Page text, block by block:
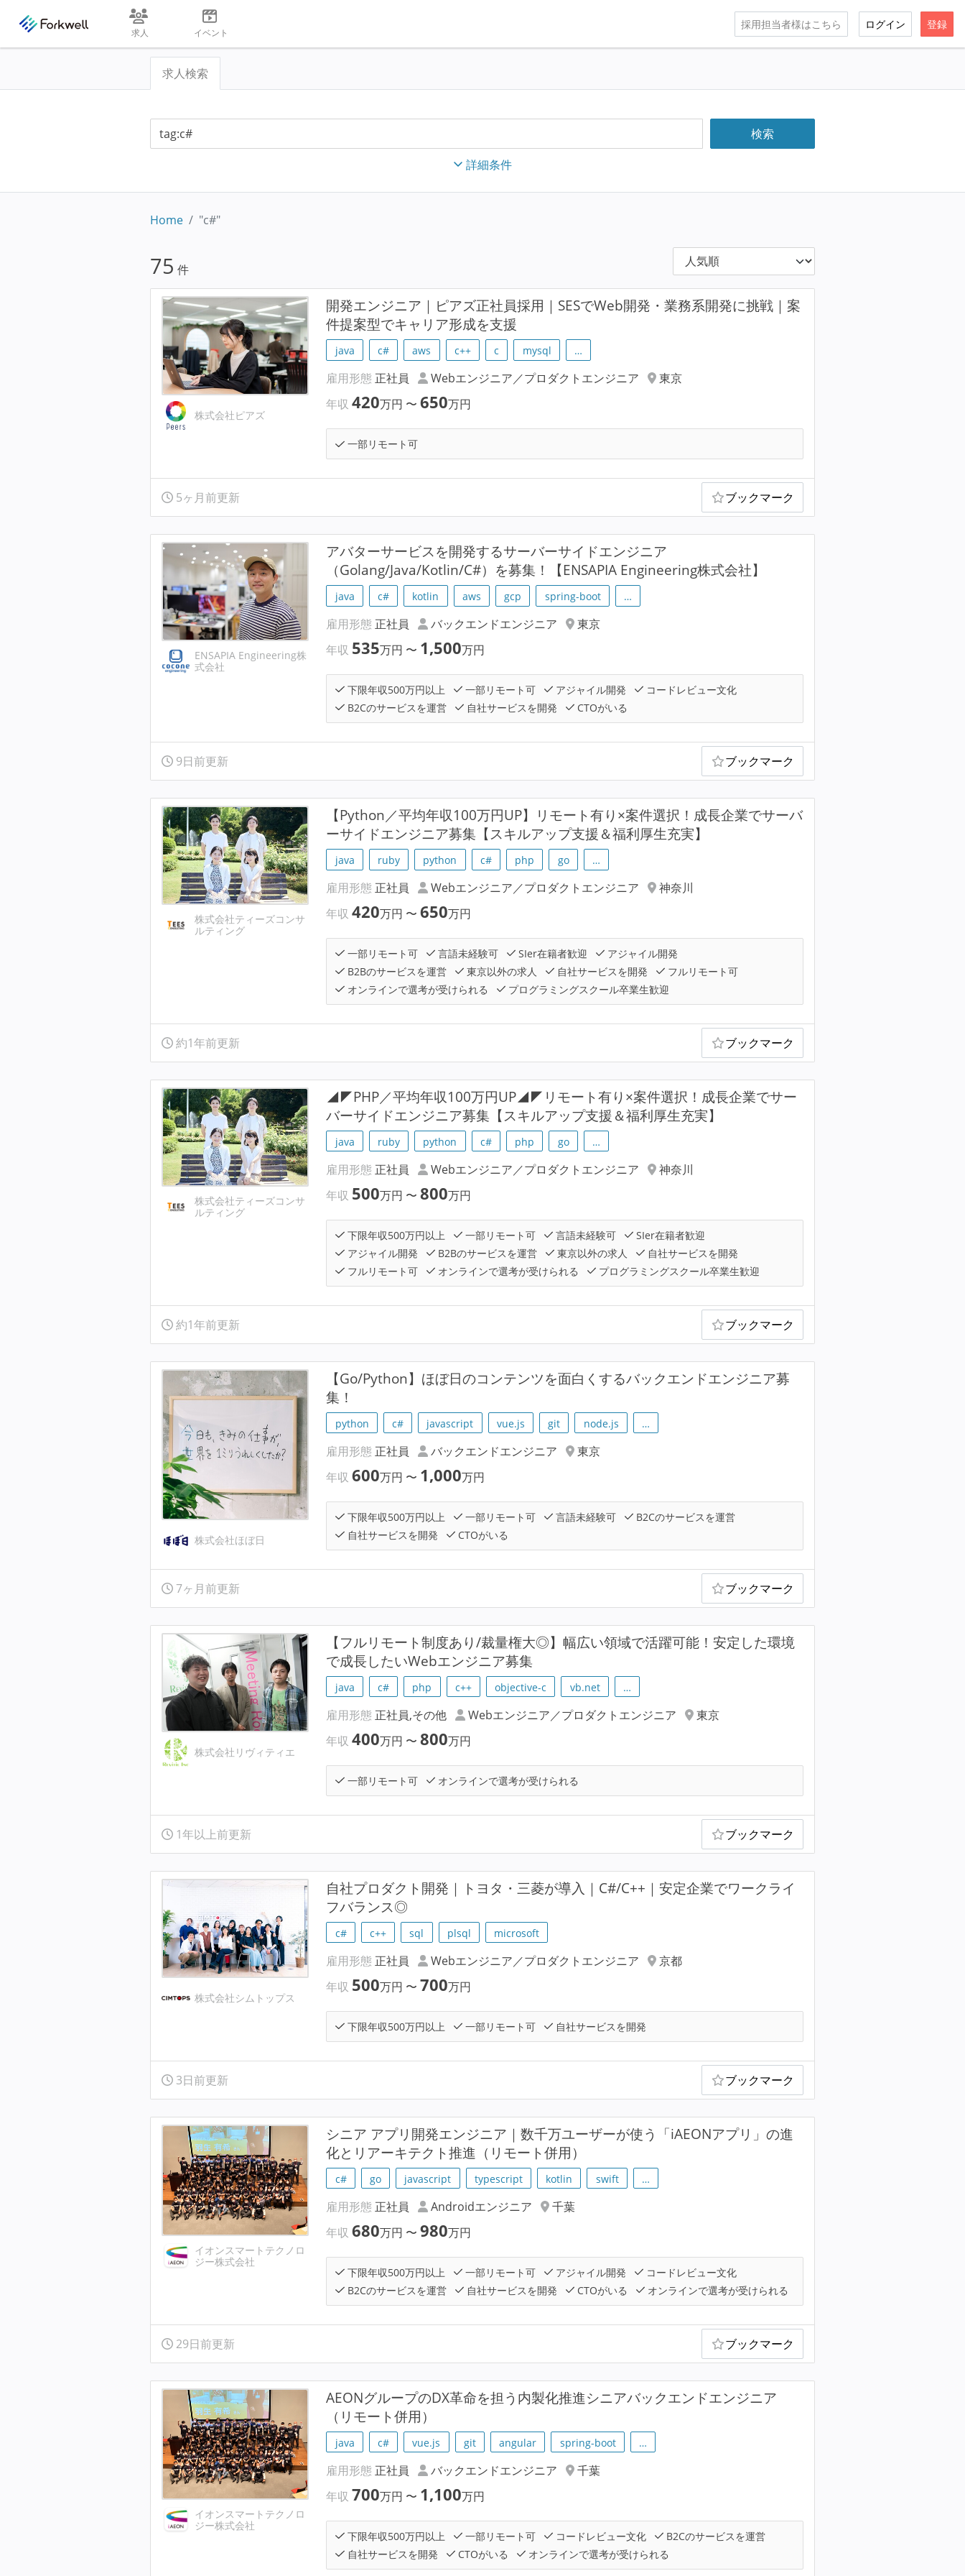
求人 イベント
採用担当者様はこちら ログイン 登録
求人検索
詳細条件
Home "c#"
75 件
株式会社ピアズ
開発エンジニア｜ピアズ正社員採用｜SESでWeb開発・業務系開発に挑戦｜案
件提案型でキャリア形成を支援
java c# aws c++ c mysql …
雇用形態 正社員 Webエンジニア／プロダクトエンジニア
東京
年収420万円 〜650万円
一部リモート可
5ヶ月前更新 ブックマーク
ENSAPIA Engineering株
式会社
アバターサービスを開発するサーバーサイドエンジニア
（Golang/Java/Kotlin/C#）を募集！【ENSAPIA Engineering株式会社】
java c# kotlin aws gcp spring-boot …
雇用形態 正社員 バックエンドエンジニア
東京
年収 535万円 〜 1,500万円
下限年収500万円以上 一部リモート可 アジャイル開発
コードレビュー文化
B2Cのサービスを運営
自社サービスを開発 CTOがいる
9日前更新 ブックマーク
株式会社ティーズコンサ
ルティング
【Python／平均年収100万円UP】リモート有り×案件選択！成長企業でサーバ
ーサイドエンジニア募集【スキルアップ支援＆福利厚生充実】
java ruby python c# php go …
雇用形態 正社員 Webエンジニア／プロダクトエンジニア
神奈川
年収420万円 〜650万円
一部リモート可 言語未経験可 SIer在籍者歓迎
アジャイル開発
B2Bのサービスを運営
東京以外の求人 自社サービスを開発
フルリモート可
オンラインで選考が受けられる
プログラミングスクール卒業生歓迎
約1年前更新 ブックマーク
株式会社ティーズコンサ
ルティング
◢◤PHP／平均年収100万円UP◢◤リモート有り×案件選択！成長企業でサー
バーサイドエンジニア募集【スキルアップ支援＆福利厚生充実】
java ruby python c# php go …
雇用形態 正社員 Webエンジニア／プロダクトエンジニア
神奈川
年収 500万円 〜800万円
下限年収500万円以上 一部リモート可 言語未経験可
SIer在籍者歓迎
アジャイル開発
B2Bのサービスを運営 東京以外の求人
自社サービスを開発
フルリモート可
オンラインで選考が受けられる プログラミングスクール卒業生歓迎
約1年前更新 ブックマーク
株式会社ほぼ日
【Go/Python】ほぼ日のコンテンツを面白くするバックエンドエンジニア募
集！
python c# javascript vue.js git node.js …
雇用形態 正社員 バックエンドエンジニア
東京
年収600万円 〜 1,000万円
下限年収500万円以上 一部リモート可 言語未経験可
B2Cのサービスを運営
自社サービスを開発
CTOがいる
7ヶ月前更新 ブックマーク
株式会社リヴィティエ
【フルリモート制度あり/裁量権大◎】幅広い領域で活躍可能！安定した環境
で成長したいWebエンジニア募集
java c# php c++ objective-c vb.net …
雇用形態 正社員,その他 Webエンジニア／プロダクトエンジニア
東京
年収400万円 〜800万円
一部リモート可 オンラインで選考が受けられる
1年以上前更新 ブックマーク
株式会社シムトップス
自社プロダクト開発｜トヨタ・三菱が導入｜C#/C++｜安定企業でワークライ
フバランス◎
c# c++ sql plsql microsoft
雇用形態 正社員 Webエンジニア／プロダクトエンジニア
京都
年収 500万円 〜700万円
下限年収500万円以上 一部リモート可 自社サービスを開発
3日前更新 ブックマーク
イオンスマートテクノロ
ジー株式会社
シニア アプリ開発エンジニア｜数千万ユーザーが使う「iAEONアプリ」の進
化とリアーキテクト推進（リモート併用）
c# go javascript typescript kotlin swift …
雇用形態 正社員 Androidエンジニア
千葉
年収680万円 〜980万円
下限年収500万円以上 一部リモート可 アジャイル開発
コードレビュー文化
B2Cのサービスを運営
自社サービスを開発 CTOがいる オンラインで選考が受けられる
29日前更新 ブックマーク
イオンスマートテクノロ
ジー株式会社
AEONグループのDX革命を担う内製化推進シニアバックエンドエンジニア
（リモート併用）
java c# vue.js git angular spring-boot …
雇用形態 正社員 バックエンドエンジニア
千葉
年収700万円 〜 1,100万円
下限年収500万円以上 一部リモート可 コードレビュー文化
B2Cのサービスを運営
自社サービスを開発
CTOがいる オンラインで選考が受けられる